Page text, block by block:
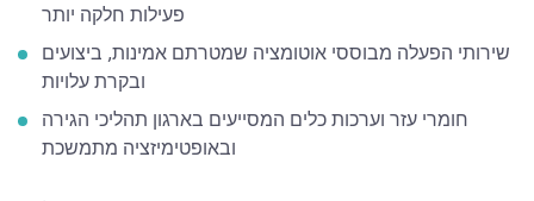
פעילות חלקה יותר
שירותי הפעלה מבוססי אוטומציה שמטרתם אמינות, ביצועים
ובקרת עלויות
חומרי עזר וערכות כלים המסייעים בארגון תהליכי הגירה
ובאופטימיזציה מתמשכת